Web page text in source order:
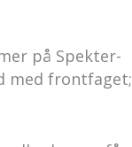
på Spekter-
med frontfaget;